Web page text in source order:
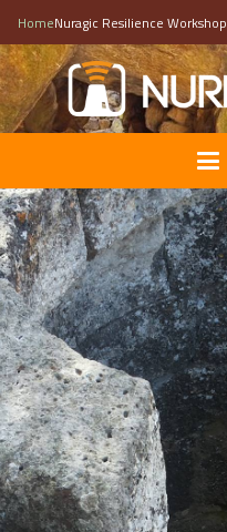
HomeNuragic Resilience Workshop